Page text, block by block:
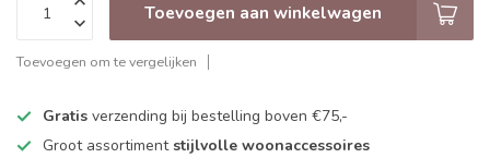
Toevoegen aan winkelwagen
Toevoegen om te vergelijken
Gratis verzending bij bestelling boven €75,-
Groot assortiment stijlvolle woonaccessoires